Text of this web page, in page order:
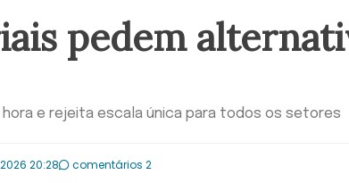
pedem
e rejeita escala única para todos os setores
20:28 comentários 2